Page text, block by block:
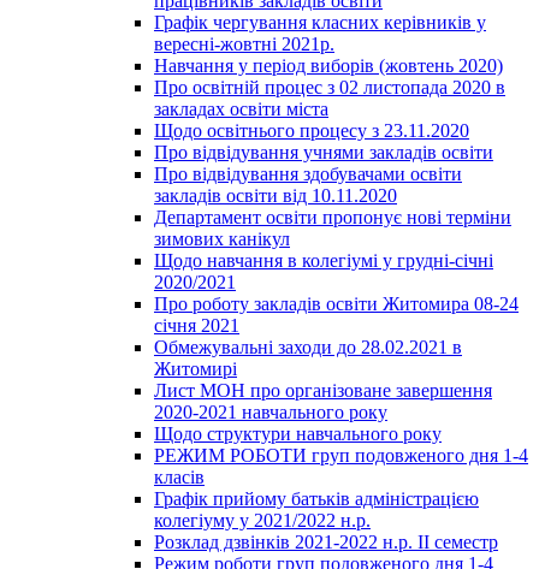
Графік чергування класних керівників у
вересні-жовтні 2021р.
Навчання у період виборів (жовтень 2020)
Про освітній процес з 02 листопада 2020 в
закладах освіти міста
Щодо освітнього процесу з 23.11.2020
Про відвідування учнями закладів освіти
Про відвідування здобувачами освіти
закладів освіти від 10.11.2020
Департамент освіти пропонує нові терміни
зимових канікул
Щодо навчання в колегіумі у грудні-січні
2020/2021
Про роботу закладів освіти Житомира 08-24
січня 2021
Обмежувальні заходи до 28.02.2021 в
Житомирі
Лист МОН про організоване завершення
2020-2021 навчального року
Щодо структури навчального року
РЕЖИМ РОБОТИ груп подовженого дня 1-4
класів
Графік прийому батьків адміністрацією
колегіуму у 2021/2022 н.р.
Розклад дзвінків 2021-2022 н.р. ІІ семестр
Режим роботи груп подовженого дня 1-4